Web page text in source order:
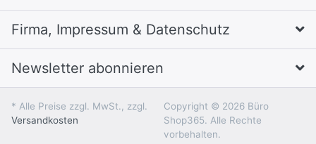
Firma, Impressum & Datenschutz
Newsletter abonnieren
* Alle Preise zzgl. MwSt., zzgl.
Versandkosten
Copyright © 2026 Büro
Shop365. Alle Rechte
vorbehalten.